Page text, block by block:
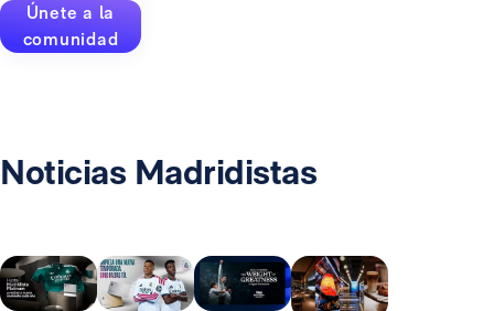
Únete a la
comunidad
Noticias Madridistas